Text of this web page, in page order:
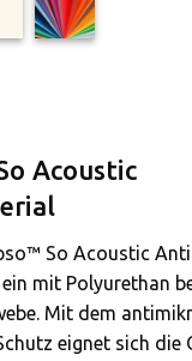
Acoustic
So Acoustic
mit Polyurethan
Mit dem
eignet sich die